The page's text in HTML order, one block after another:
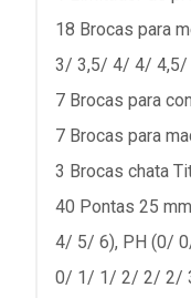
18 Brocas para
3/ 3,5/ 4/ 4/
7 Brocas para
7 Brocas para
3 Brocas chata
40 Pontas 25
4/ 5/ 6), PH (0/
0/ 1/ 1/ 2/ 2/ 2/